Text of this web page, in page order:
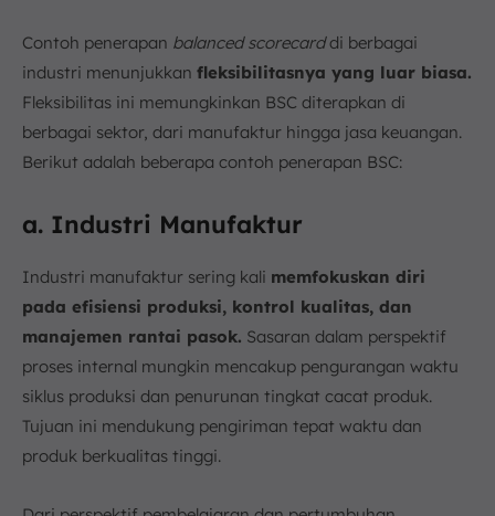
Contoh penerapan balanced scorecarddi berbagai
industri menunjukkan fleksibilitasnya yang luar biasa.
Fleksibilitas ini memungkinkan BSC diterapkan di
berbagai sektor, dari manufaktur hingga jasa keuangan.
Berikut adalah beberapa contoh penerapan BSC:
a. Industri Manufaktur
Industri manufaktur sering kali memfokuskan diri
pada efisiensi produksi, kontrol kualitas, dan
manajemen rantai pasok. Sasaran dalam perspektif
proses internal mungkin mencakup pengurangan waktu
siklus produksi dan penurunan tingkat cacat produk.
Tujuan ini mendukung pengiriman tepat waktu dan
produk berkualitas tinggi.